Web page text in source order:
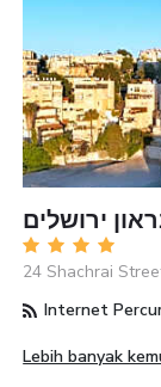
24 Shachrai
Internet
Lebih banyak